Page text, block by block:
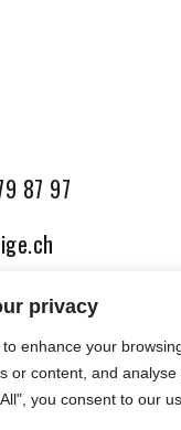
privacy
enhance your
or content, and
you consent to our
87 97
:
Carl-Vogt
: